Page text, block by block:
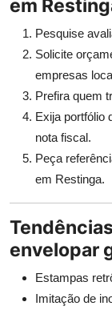
em
Pesquise
Solicite
empresas
Prefira quem
Exija portfólio
nota fiscal.
Peça
em Restinga.
envelopar
Estampas
Imitação de